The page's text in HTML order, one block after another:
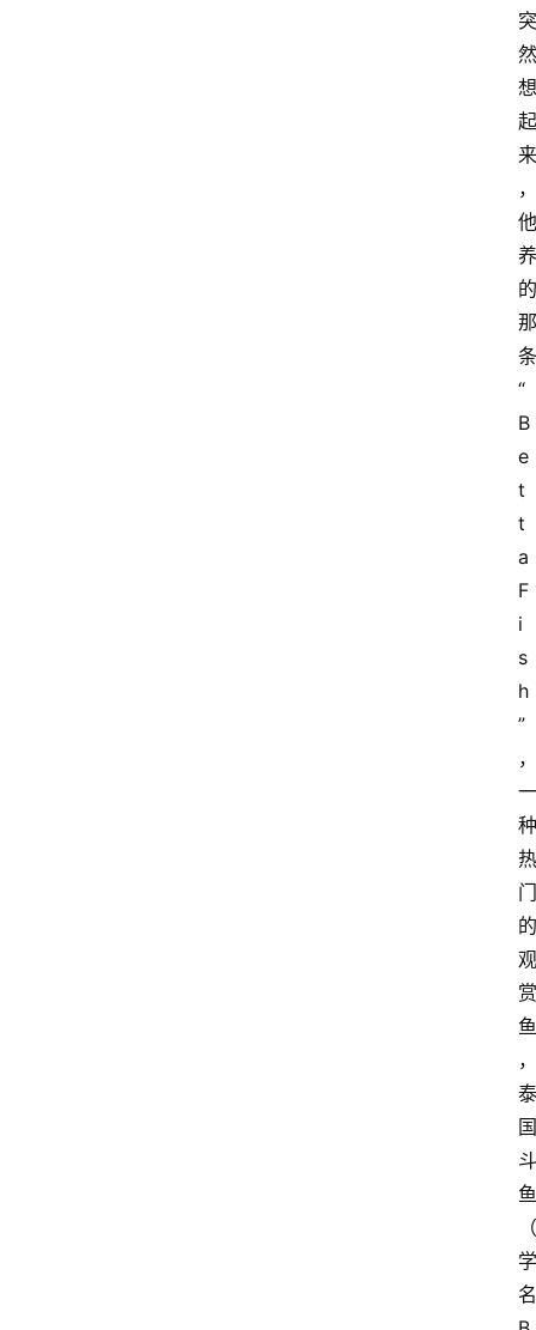
突
然
想
起
来
，
他
养
的
那
条
“
B
e
t
t
a
F
i
s
h
”
，
一
种
热
门
的
观
赏
鱼
，
泰
国
斗
鱼
（
学
名